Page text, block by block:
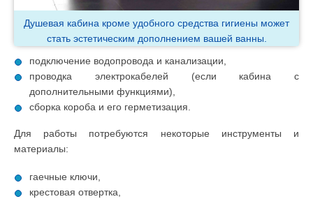
Душевая кабина кроме удобного средства гигиены может
стать эстетическим дополнением вашей ванны.
подключение водопровода и канализации,
проводка электрокабелей (если кабина с
дополнительными функциями),
сборка короба и его герметизация.
Для работы потребуются некоторые инструменты и
материалы:
гаечные ключи,
крестовая отвертка,